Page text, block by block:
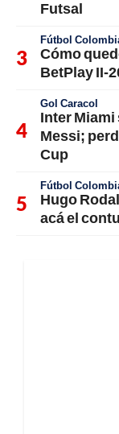
Futsal
Fútbol
Cómo
BetPlay II-
Gol Caracol
Inter
Messi;
Cup
Fútbol
Hugo
acá el